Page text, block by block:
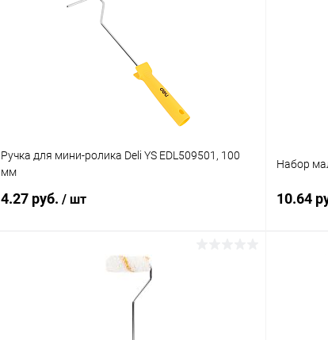
Ручка для мини-ролика Deli YS EDL509501, 100
мм
4.27 руб. / шт
В корзину
Набор
10.64
В